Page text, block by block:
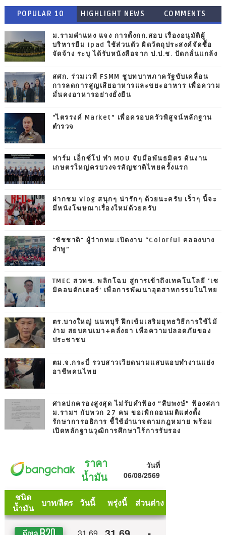
POPULAR 10 HIGHLIGHT NEWS COMMENTS
ม.รามคำแหง แจง การตั้งกก.สอบ เรื่องอนุมัติผู้
บริหารยืม ipad ใช้ส่วนตัว ผิดวัตถุประสงค์จัดซื้อ
จัดจ้าง ระบุ ได้รับหนังสือจาก ป.ป.ช. ปัดกลั่นแกล้ง
สศก. ร่วมเวที FSMM ชูบทบาทภาครัฐขับเคลื่อน
การลดการสูญเสียอาหารและขยะอาหาร เพื่อความ
มั่นคงอาหารอย่างยั่งยืน
"ไตรรงค์ Market” เพื่อครอบครัวพิสูจน์หลักฐาน
ตำรวจ
ฟาร์ม เอ็กซ์โป ทำ MOU จับมือพันธมิตร ดันงาน
เกษตรใหญ่ครบวงจรสัญชาติไทยครั้งแรก
ฝากชม Vlog สนุกๆ น่ารักๆ ด้วยนะครับ เร็วๆ นี้จะ
มีหนังโฆษณาเรื่องใหม่ด้วยครับ
"ชัชชาติ" ผู้ว่ากทม.เปิดงาน “Colorful คลองบาง
ลำพู”
TMEC สวทช. พลิกโฉม สู่การเข้าถึงเทคโนโลยี ‘เซ
มิคอนดักเตอร์’ เพื่อการพัฒนาอุตสาหกรรมในไทย
ตร.บางใหญ่ นนทบุรี ฝึกเข้มเสริมยุทธวิธีการใช้ไม้
ง่าม สยบคนเมา+คลั่งยา เพื่อความปลอดภัยของ
ประชาชน
ตม.จ.กระบี่ รวบสาวเวียดนามแสบแอบทำงานแย่ง
อาชีพคนไทย
ศาลปกครองสูงสุด ไม่รับคำฟ้อง “สืบพงษ์” ฟ้องสภา
ม.รามฯ กับพวก 27 คน ขอเพิกถอนมติแต่งตั้ง
รักษาการอธิการ ชี้ใช้อำนาจตามกฎหมาย พร้อม
เปิดหลักฐานวุฒิการศึกษาไร้การรับรอง